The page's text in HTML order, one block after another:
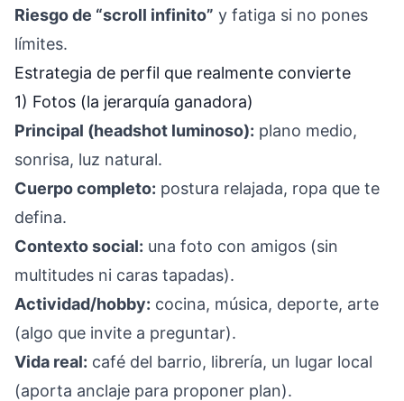
Riesgo de “scroll infinito” y fatiga si no pones
límites.
Estrategia de perfil que realmente convierte
1) Fotos (la jerarquía ganadora)
Principal (headshot luminoso): plano medio,
sonrisa, luz natural.
Cuerpo completo: postura relajada, ropa que te
defina.
Contexto social: una foto con amigos (sin
multitudes ni caras tapadas).
Actividad/hobby: cocina, música, deporte, arte
(algo que invite a preguntar).
Vida real: café del barrio, librería, un lugar local
(aporta anclaje para proponer plan).